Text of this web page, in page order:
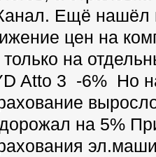
Ещё нашёл
цен на
только на
Atto 3 -6% Но
на 5%